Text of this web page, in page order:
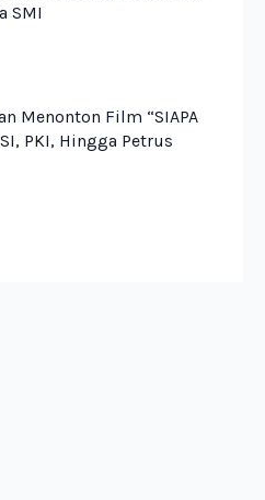
SMI
Menonton Film “SIAPA
PKI, Hingga Petrus